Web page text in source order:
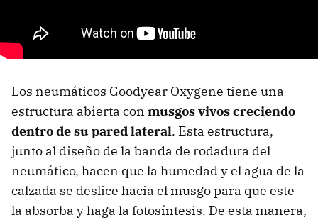
Los neumáticos Goodyear Oxygene tiene una
estructura abierta con musgos vivos creciendo
dentro de su pared lateral. Esta estructura,
junto al diseño de la banda de rodadura del
neumático, hacen que la humedad y el agua de la
calzada se deslice hacia el musgo para que este
la absorba y haga la fotosíntesis. De esta manera,